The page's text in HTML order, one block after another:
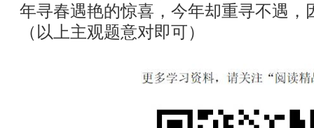
年寻春遇艳的惊喜，今年却重寻不遇，
（以上主观题意对即可）